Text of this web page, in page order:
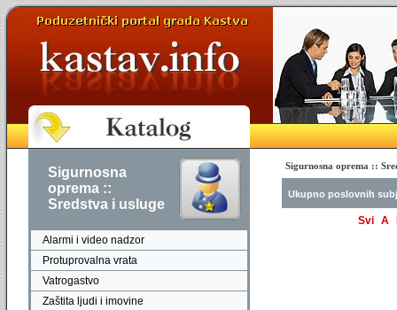
Sigurnosna
oprema ::
Sredstva i usluge
Alarmi i video nadzor
Protuprovalna vrata
Vatrogastvo
Zaštita ljudi i imovine
Sigurnosna oprema ::
Ukupno poslovnih
Svi A